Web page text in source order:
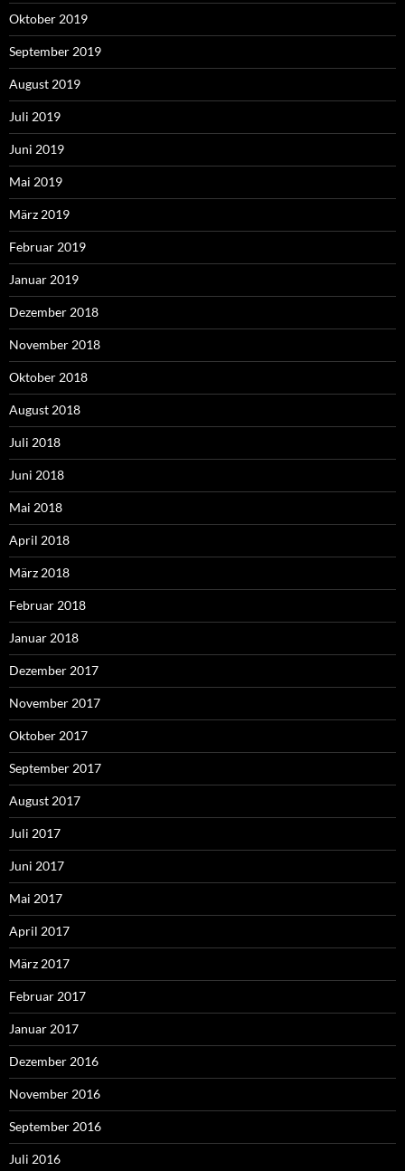
Oktober 2019
September 2019
August 2019
Juli 2019
Juni 2019
Mai 2019
März 2019
Februar 2019
Januar 2019
Dezember 2018
November 2018
Oktober 2018
August 2018
Juli 2018
Juni 2018
Mai 2018
April 2018
März 2018
Februar 2018
Januar 2018
Dezember 2017
November 2017
Oktober 2017
September 2017
August 2017
Juli 2017
Juni 2017
Mai 2017
April 2017
März 2017
Februar 2017
Januar 2017
Dezember 2016
November 2016
September 2016
Juli 2016